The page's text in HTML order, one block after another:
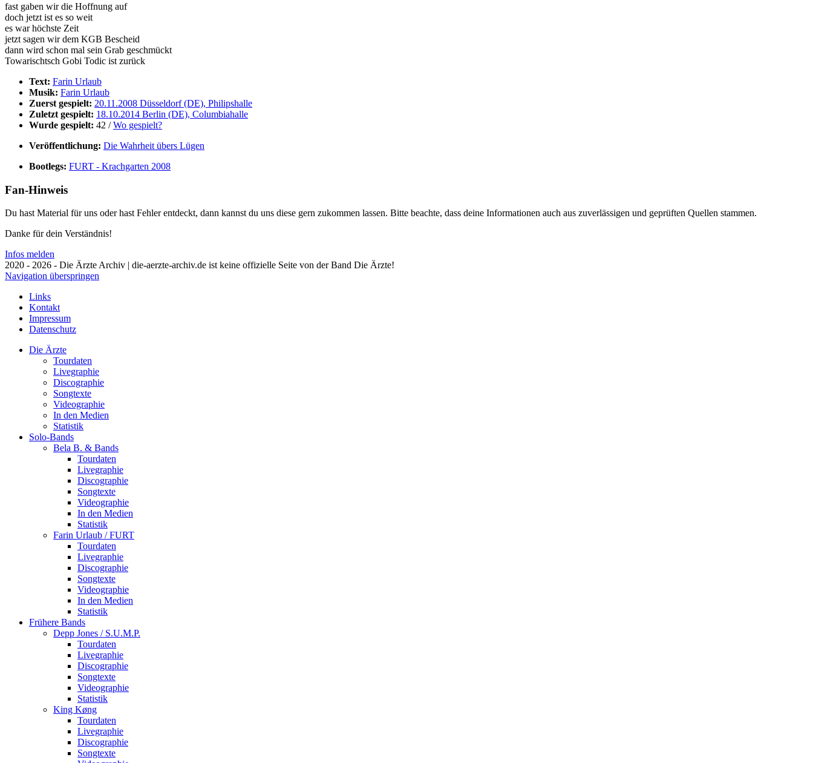
fast gaben wir die Hoffnung auf
doch jetzt ist es so weit
es war höchste Zeit
jetzt sagen wir dem KGB Bescheid
dann wird schon mal sein Grab geschmückt
Towarischtsch Gobi Todic ist zurück
Text: Farin Urlaub
Musik: Farin Urlaub
Zuerst gespielt: 20.11.2008 Düsseldorf (DE), Philipshalle
Zuletzt gespielt: 18.10.2014 Berlin (DE), Columbiahalle
Wurde gespielt: 42 /Wo gespielt?
Veröffentlichung: Die Wahrheit übers Lügen
Bootlegs: FURT - Krachgarten 2008
Fan-Hinweis
Du hast Material für uns oder hast Fehler entdeckt, dann kannst du uns diese gern zukommen lassen. Bitte beachte, dass deine Informationen auch aus zuverlässigen und geprüften Quellen stammen.
Danke für dein Verständnis!
Infos melden
2020 - 2026 - Die Ärzte Archiv | die-aerzte-archiv.de ist keine offizielle Seite von der Band Die Ärzte!
Navigation überspringen
Links
Kontakt
Impressum
Datenschutz
Die Ärzte
Tourdaten
Livegraphie
Discographie
Songtexte
Videographie
In den Medien
Statistik
Solo-Bands
Bela B. & Bands
Tourdaten
Livegraphie
Discographie
Songtexte
Videographie
In den Medien
Statistik
Farin Urlaub / FURT
Tourdaten
Livegraphie
Discographie
Songtexte
Videographie
In den Medien
Statistik
Frühere Bands
Depp Jones / S.U.M.P.
Tourdaten
Livegraphie
Discographie
Songtexte
Videographie
Statistik
King Køng
Tourdaten
Livegraphie
Discographie
Songtexte